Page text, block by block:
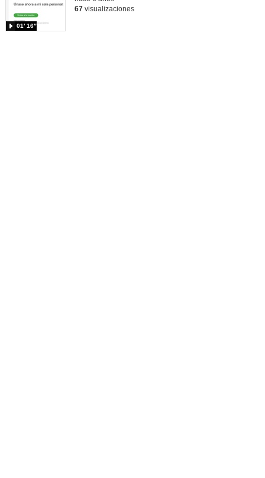
01′ 16″
67visualizaciones